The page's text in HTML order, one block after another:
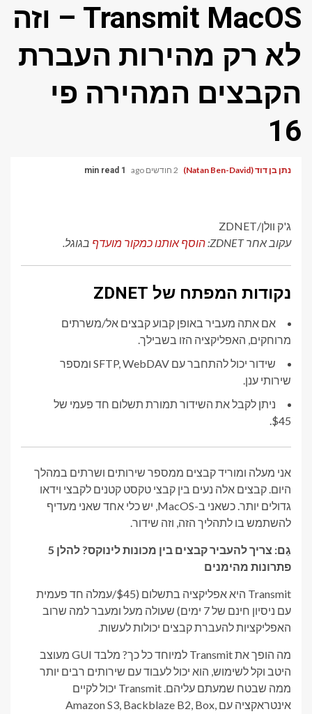
Transmit MacOS – וזה
לא רק מהירות העברת
הקבצים המהירה פי
16
נתן בן דוד (Natan Ben-David) 2 חודשים ago 1 min read
ג'ק וולן/ZDNET
עקוב אחר ZDNET:
הוסף אותנו כמקור מועדף בגוגל.
נקודות המפתח של ZDNET
אם אתה מעביר באופן קבוע קבצים אל/משרתים
מרוחקים, האפליקציה הזו בשבילך.
שידור יכול להתחבר עם SFTP, WebDAV ומספר
שירותי ענן.
ניתן לקבל את השידור תמורת תשלום חד פעמי של
$45.
אני מעלה ומוריד קבצים ממספר שירותים ושרתים במהלך
היום. קבצים אלה נעים בין קבצי טקסט קטנים לקבצי וידאו
גדולים יותר. כשאני ב-MacOS, יש כלי אחד שאני מעדיף
להשתמש בו לתהליך הזה, וזה שידור.
גַם:
צריך להעביר קבצים בין מכונות לינוקס? להלן 5
פתרונות מהימנים
Transmit היא אפליקציה בתשלום ($45/עמלה חד פעמית
עם ניסיון חינם של 7 ימים) שעולה מעל ומעבר למה שרוב
האפליקציות להעברת קבצים יכולות לעשות.
מה הופך את Transmit למיוחד כל כך? מלבד GUI מעוצב
היטב וקל לשימוש, הוא יכול לעבוד עם שירותים רבים יותר
ממה שבטח שמעתם עליהם. Transmit יכול לקיים
אינטראקציה עם Amazon S3, Backblaze B2, Box,